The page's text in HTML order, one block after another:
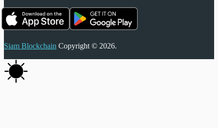
Siam Blockchain Copyright © 2026.